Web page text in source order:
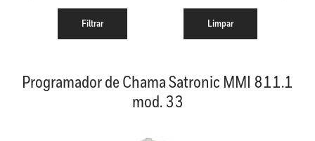
Programador de Chama Satronic MMI 811.1
mod. 33